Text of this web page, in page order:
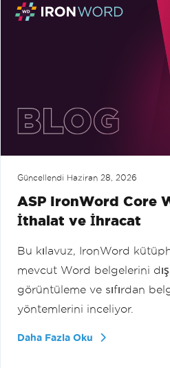
Güncellendi Haziran 28, 2026
ASP IronWord Core
İthalat ve İhracat
Bu kılavuz, IronWord
mevcut Word belgelerini
görüntüleme ve sıfırdan
yöntemlerini inceliyor.
Daha Fazla Oku